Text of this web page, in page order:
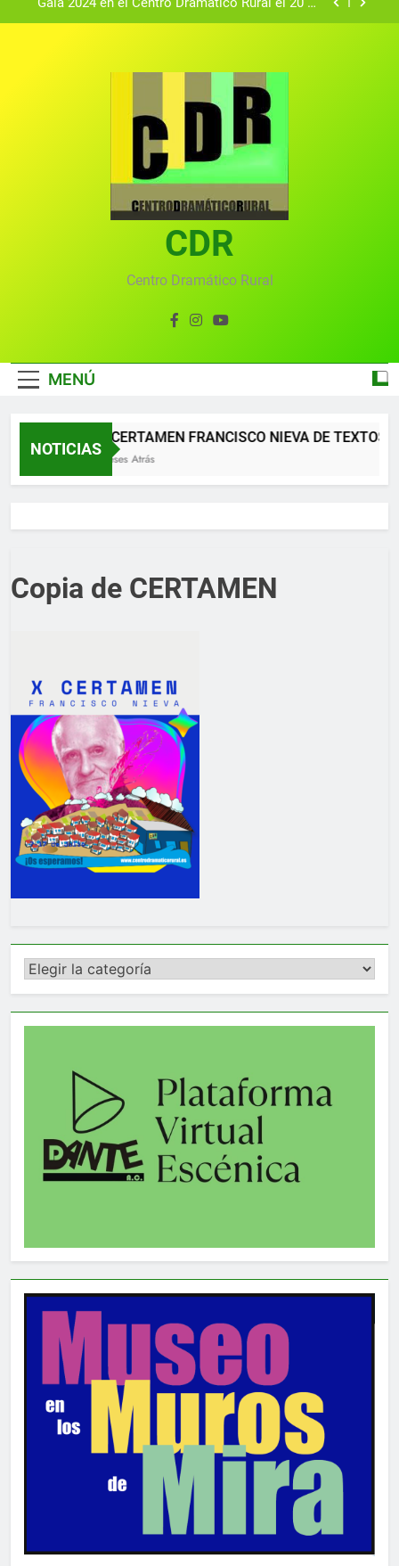
Gala 2024 en el Centro Dramático Rural el 20 de
convocado por el Centro Dramático Rural de Mira
(Cuenca)
Gala anual virtual del Centro Dramático Rural de
Gala del Centro Dramático Rural 2025
Gala 2024 en el Centro Dramático Rural el 20 de
Textos seleccionados en el VI Certamen
Francisco Nieva de piezas breves teatrales
convocado por el Centro Dramático Rural de Mira
Gala anual virtual del Centro Dramático Rural de
CDR
Centro Dramático Rural
MENÚ
NOTICIAS
XII CERTAMEN FRANCISCO NIEVA DE TEXTOS
2 Meses Atrás
Copia de CERTAMEN
Categorías